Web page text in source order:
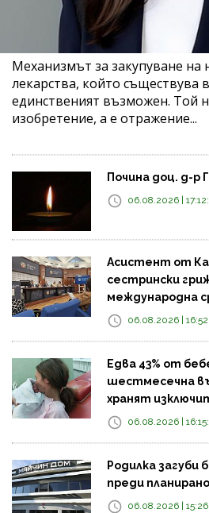
Механизмът за закупуване на
лекарства, който съществува
единственият възможен. Той
изобретение, а е отражение...
Почина доц. д-р
06.08.2026 |
Асистент от
сестрински
международна
06.08.2026 |
Едва 43% от
шестмесечна
хранят
06.08.2026 |
Родилка загуби
преди
06.08.2026 |